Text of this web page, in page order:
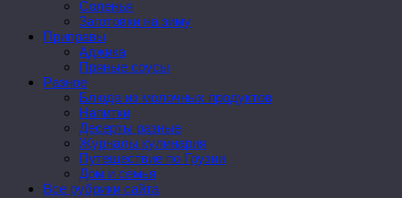
Соленья
Заготовки на зиму
Приправы
Аджика
Пряные соусы
Разное
Блюда из молочных продуктов
Напитки
Десерты разные
Журналы кулинария
Путешествие по Грузии
Дом и семья
Все рубрики сайта